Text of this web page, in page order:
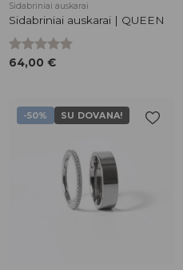
Sidabriniai auskarai
Sidabriniai auskarai | QUEEN
Įvertinimas:
64,00 €
-50% SU DOVANA!